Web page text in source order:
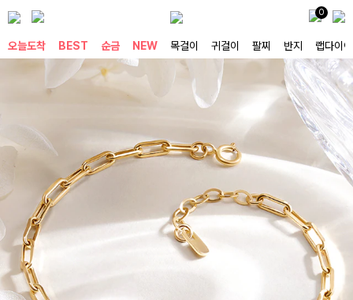
0
오늘도착 BEST 순금 NEW 목걸이 귀걸이 팔찌 반지 랩다이아